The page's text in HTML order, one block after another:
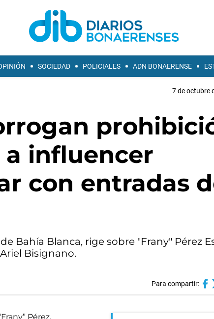
SOCIEDAD POLICIALES ADN BONAERENSE
7 de octubre
a influencer
con entradas
Bahía Blanca, rige sobre "Frany" Pérez
Bisignano.
Para compartir: